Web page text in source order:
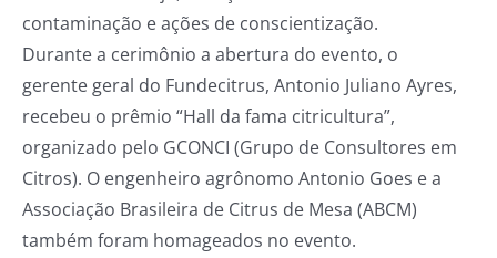
contaminação e ações de conscientização.
Durante a cerimônio a abertura do evento, o
gerente geral do Fundecitrus, Antonio Juliano Ayres,
recebeu o prêmio “Hall da fama citricultura”,
organizado pelo GCONCI (Grupo de Consultores em
Citros). O engenheiro agrônomo Antonio Goes e a
Associação Brasileira de Citrus de Mesa (ABCM)
também foram homageados no evento.